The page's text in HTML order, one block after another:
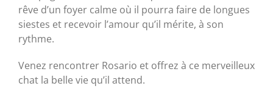
rêve d’un foyer calme où il pourra faire de longues
siestes et recevoir l’amour qu’il mérite, à son
rythme.
Venez rencontrer Rosario et offrez à ce merveilleux
chat la belle vie qu’il attend.